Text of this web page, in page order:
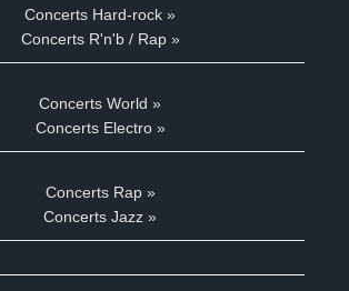
Concerts Hard-rock »
Concerts R'n'b / Rap »
Concerts World »
Concerts Electro »
Concerts Rap »
Concerts Jazz »